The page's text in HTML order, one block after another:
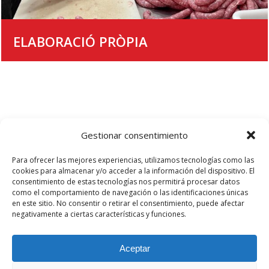
Gestionar consentimiento
Para ofrecer las mejores experiencias, utilizamos tecnologías como las
cookies para almacenar y/o acceder a la información del dispositivo. El
consentimiento de estas tecnologías nos permitirá procesar datos
como el comportamiento de navegación o las identificaciones únicas
en este sitio. No consentir o retirar el consentimiento, puede afectar
negativamente a ciertas características y funciones.
Aceptar
ELABORACIÓ PRÒPIA
Política de Privacitat